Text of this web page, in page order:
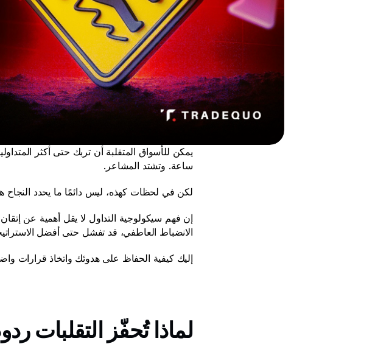
ساعة. وتشتد المشاعر.
لكن في لحظات كهذه، ليس دائمًا ما يحدد النجاح هو
الانضباط العاطفي، قد تفشل حتى أفضل
إليك كيفية الحفاظ على هدوئك واتخاذ قرارات
لماذا تُحفّز التقلبات